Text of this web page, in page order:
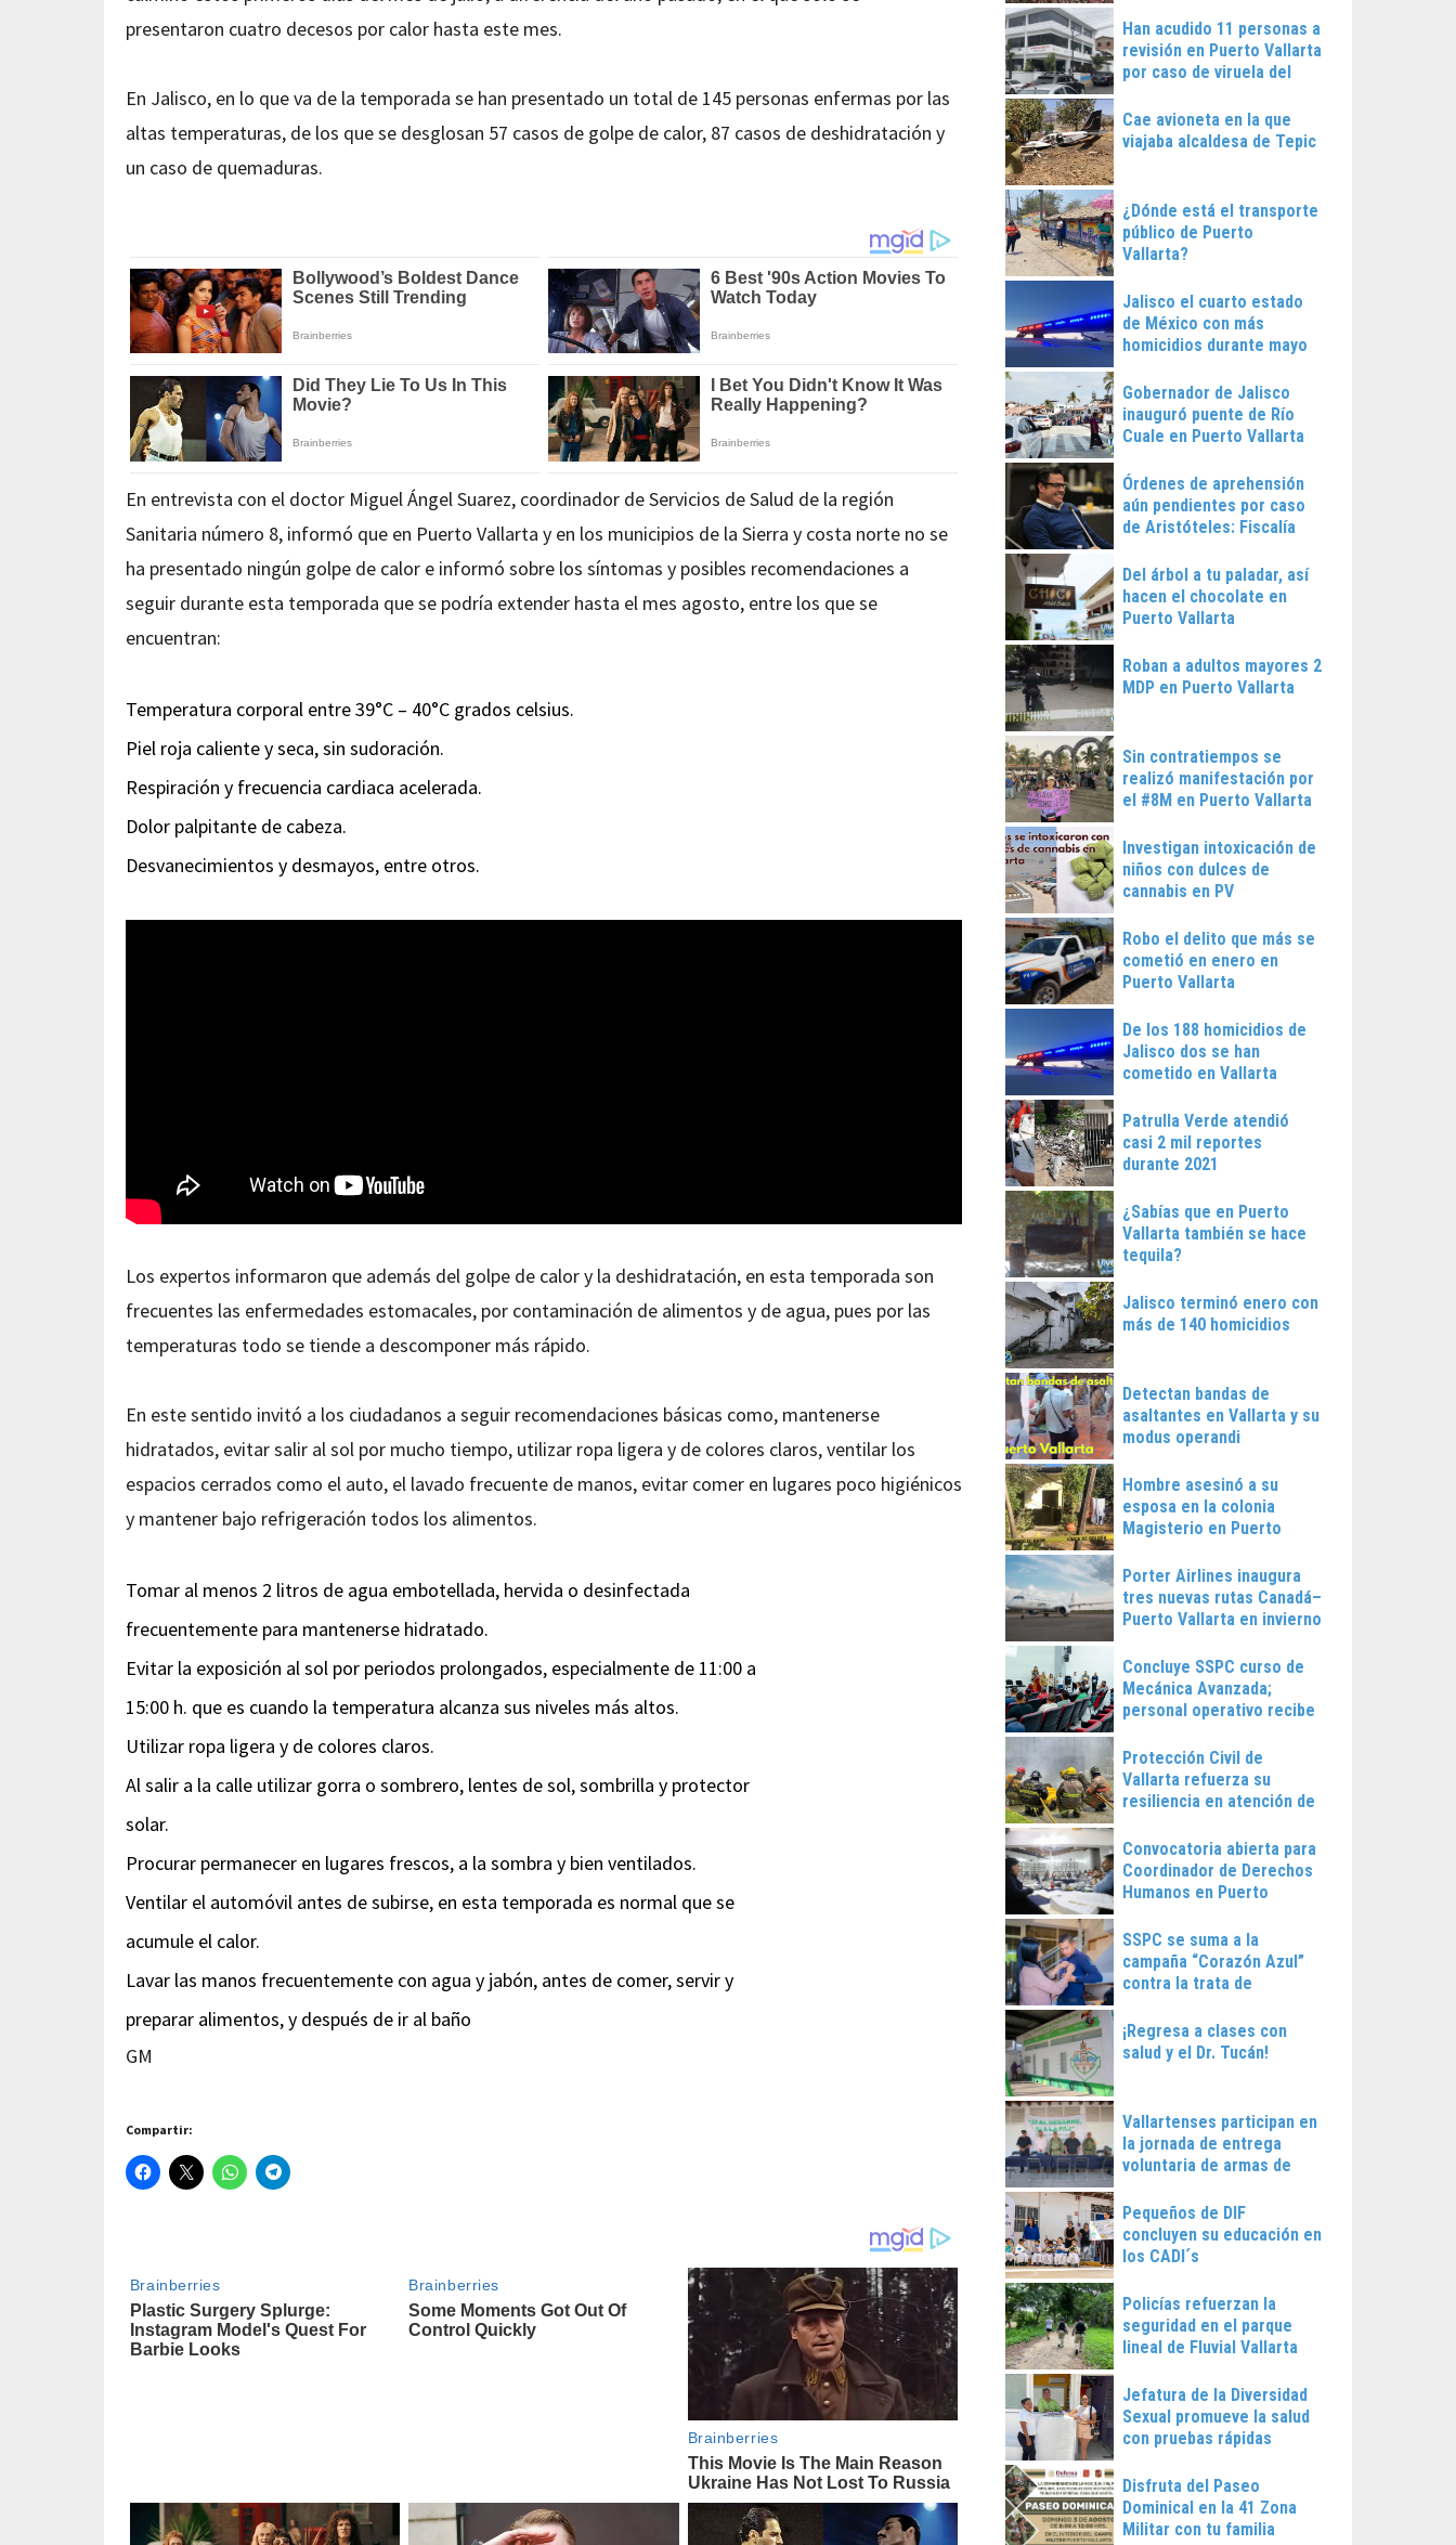
presentaron cuatro decesos por calor hasta este mes.
En Jalisco, en lo que va de la temporada se han presentado un total de 145 personas enfermas por las
altas temperaturas, de los que se desglosan 57 casos de golpe de calor, 87 casos de deshidratación y
un caso de quemaduras.
En entrevista con el doctor Miguel Ángel Suarez, coordinador de Servicios de Salud de la región
Sanitaria número 8, informó que en Puerto Vallarta y en los municipios de la Sierra y costa norte no se
ha presentado ningún golpe de calor e informó sobre los síntomas y posibles recomendaciones a
seguir durante esta temporada que se podría extender hasta el mes agosto, entre los que se
encuentran:
Temperatura corporal entre 39°C – 40°C grados celsius.
Piel roja caliente y seca, sin sudoración.
Respiración y frecuencia cardiaca acelerada.
Dolor palpitante de cabeza.
Desvanecimientos y desmayos, entre otros.
Los expertos informaron que además del golpe de calor y la deshidratación, en esta temporada son
frecuentes las enfermedades estomacales, por contaminación de alimentos y de agua, pues por las
temperaturas todo se tiende a descomponer más rápido.
En este sentido invitó a los ciudadanos a seguir recomendaciones básicas como, mantenerse
hidratados, evitar salir al sol por mucho tiempo, utilizar ropa ligera y de colores claros, ventilar los
espacios cerrados como el auto, el lavado frecuente de manos, evitar comer en lugares poco higiénicos
y mantener bajo refrigeración todos los alimentos.
Tomar al menos 2 litros de agua embotellada, hervida o desinfectada
frecuentemente para mantenerse hidratado.
Evitar la exposición al sol por periodos prolongados, especialmente de 11:00 a
15:00 h. que es cuando la temperatura alcanza sus niveles más altos.
Utilizar ropa ligera y de colores claros.
Al salir a la calle utilizar gorra o sombrero, lentes de sol, sombrilla y protector
solar.
Procurar permanecer en lugares frescos, a la sombra y bien ventilados.
Ventilar el automóvil antes de subirse, en esta temporada es normal que se
acumule el calor.
Lavar las manos frecuentemente con agua y jabón, antes de comer, servir y
preparar alimentos, y después de ir al baño
GM
Compartir:
Han acudido 11 personas a
revisión en Puerto Vallarta
por caso de viruela del
Cae avioneta en la que
viajaba alcaldesa de Tepic
¿Dónde está el transporte
público de Puerto
Vallarta?
Jalisco el cuarto estado
de México con más
homicidios durante mayo
Gobernador de Jalisco
inauguró puente de Río
Cuale en Puerto Vallarta
Órdenes de aprehensión
aún pendientes por caso
de Aristóteles: Fiscalía
Del árbol a tu paladar, así
hacen el chocolate en
Puerto Vallarta
Roban a adultos mayores 2
MDP en Puerto Vallarta
Sin contratiempos se
realizó manifestación por
el #8M en Puerto Vallarta
Investigan intoxicación de
niños con dulces de
cannabis en PV
Robo el delito que más se
cometió en enero en
Puerto Vallarta
De los 188 homicidios de
Jalisco dos se han
cometido en Vallarta
Patrulla Verde atendió
casi 2 mil reportes
durante 2021
¿Sabías que en Puerto
Vallarta también se hace
tequila?
Jalisco terminó enero con
más de 140 homicidios
Detectan bandas de
asaltantes en Vallarta y su
modus operandi
Hombre asesinó a su
esposa en la colonia
Magisterio en Puerto
Porter Airlines inaugura
tres nuevas rutas Canadá–
Puerto Vallarta en invierno
Concluye SSPC curso de
Mecánica Avanzada;
personal operativo recibe
Protección Civil de
Vallarta refuerza su
resiliencia en atención de
Convocatoria abierta para
Coordinador de Derechos
Humanos en Puerto
SSPC se suma a la
campaña “Corazón Azul”
contra la trata de
¡Regresa a clases con
salud y el Dr. Tucán!
Vallartenses participan en
la jornada de entrega
voluntaria de armas de
Pequeños de DIF
concluyen su educación en
los CADI´s
Policías refuerzan la
seguridad en el parque
lineal de Fluvial Vallarta
Jefatura de la Diversidad
Sexual promueve la salud
con pruebas rápidas
Disfruta del Paseo
Dominical en la 41 Zona
Militar con tu familia